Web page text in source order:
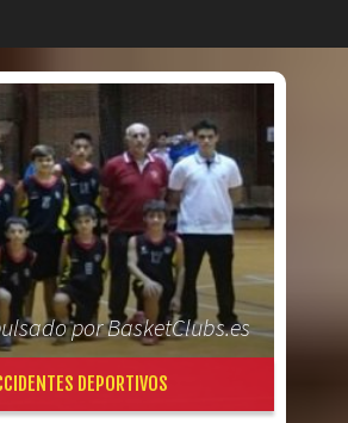
por BasketClubs.es
DEPORTIVOS